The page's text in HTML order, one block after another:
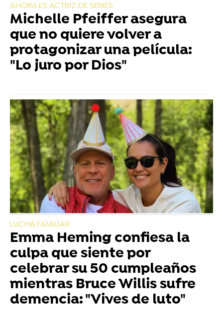
AHORA ES ACTRIZ DE SERIES
Michelle Pfeiffer asegura
que no quiere volver a
protagonizar una película:
"Lo juro por Dios"
LUCHA FAMILIAR
Emma Heming confiesa la
culpa que siente por
celebrar su 50 cumpleaños
mientras Bruce Willis sufre
demencia: "Vives de luto"